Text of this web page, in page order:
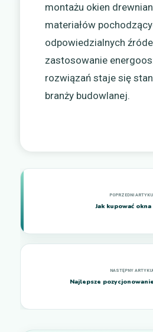
montażu okien
materiałów
odpowiedzialnych
zastosowanie
rozwiązań staje się
branży budowlanej.
Jak kupować okna
Najlepsze